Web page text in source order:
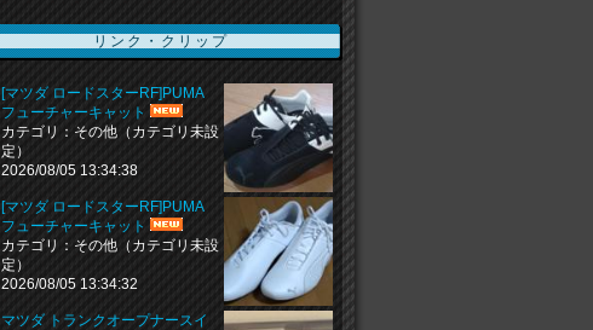
リンク・クリップ
[マツダ ロードスターRF]PUMA
フューチャーキャット
カテゴリ：その他（カテゴリ未設
定）
2026/08/05 13:34:38
[マツダ ロードスターRF]PUMA
フューチャーキャット
カテゴリ：その他（カテゴリ未設
定）
2026/08/05 13:34:32
マツダ トランクオープナースイ